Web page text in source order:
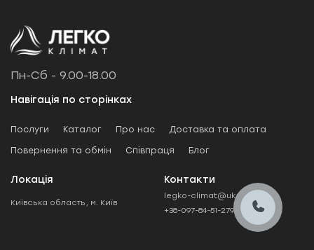
Пн-Сб - 9.00-18.00
Навігація по сторінках
Послуги Каталог Про нас Доставка та оплата
Повернення та обмін Співпраця Блог
Локація
Київська область, м. Київ
Контакти
legko-climat@ukr.net
+38-097-84-51-279